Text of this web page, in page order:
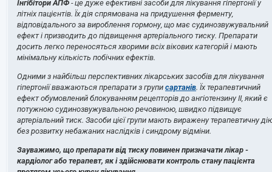
Інгібітори АПФ - це дуже ефективні засоби для лікування гіпертонії у
літніх пацієнтів. Їх дія спрямована на придушення ферменту,
відповідального за вироблення гормону, що має судинозвужувальний
ефект і призводить до підвищення артеріального тиску. Препарати
досить легко переносяться хворими всіх вікових категорій і мають
мінімальну кількість побічних ефектів.
Одними з найбільш перспективних лікарських засобів для лікування
гіпертонії вважаються препарати з групи сартанів. Їх терапевтичний
ефект обумовлений блокуванням рецепторів до ангіотензину II, який є
потужною судинозвужувальною речовиною, швидко підвищує
артеріальний тиск. Засоби цієї групи мають виражену терапевтичну
без розвитку небажаних наслідків і синдрому відміни.
Зауважимо, що препарати від тиску повинен призначати лікар -
кардіолог або терапевт, як і здійснювати контроль стану пацієнта